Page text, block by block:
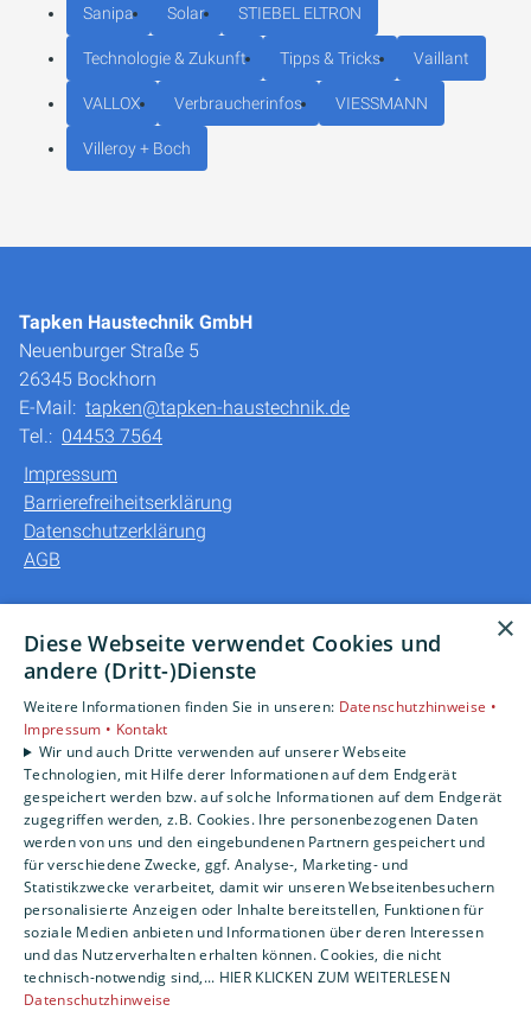
Sanipa Solar STIEBEL ELTRON
Technologie & Zukunft Tipps & Tricks Vaillant
VALLOX Verbraucherinfos VIESSMANN
Villeroy + Boch
Tapken Haustechnik GmbH
Neuenburger Straße 5
26345 Bockhorn
E-Mail: tapken@tapken-haustechnik.de
Tel.: 04453 7564
Impressum
Barrierefreiheitserklärung
Datenschutzerklärung
AGB
Privatkunden
Gewerbekunden
Karriere
Unternehmen
Kontakt
×
Diese Webseite verwendet Cookies und
andere (Dritt-)Dienste
Weitere Informationen finden Sie in unseren: Datenschutzhinweise •
Impressum • Kontakt
Wir und auch Dritte verwenden auf unserer Webseite
Technologien, mit Hilfe derer Informationen auf dem Endgerät
gespeichert werden bzw. auf solche Informationen auf dem Endgerät
zugegriffen werden, z.B. Cookies. Ihre personenbezogenen Daten
werden von uns und den eingebundenen Partnern gespeichert und
für verschiedene Zwecke, ggf. Analyse-, Marketing- und
Statistikzwecke verarbeitet, damit wir unseren Webseitenbesuchern
personalisierte Anzeigen oder Inhalte bereitstellen, Funktionen für
soziale Medien anbieten und Informationen über deren Interessen
und das Nutzerverhalten erhalten können. Cookies, die nicht
technisch-notwendig sind,... HIER KLICKEN ZUM WEITERLESEN
Datenschutzhinweise